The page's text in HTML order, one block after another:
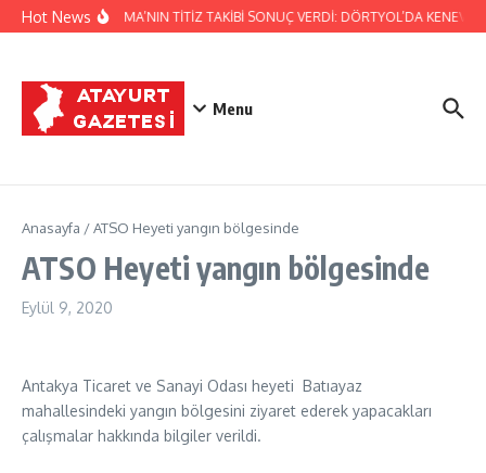
İçeriğe atla
Hot NewsJANDARMA’NIN TİTİZ TAKİBİ SONUÇ VERDİ: DÖRTYOL’DA KENEVİR
Menu
Anasayfa /ATSO Heyeti yangın bölgesinde
ATSO Heyeti yangın bölgesinde
Eylül 9, 2020
Antakya Ticaret ve Sanayi Odası heyeti Batıayaz
mahallesindeki yangın bölgesini ziyaret ederek yapacakları
çalışmalar hakkında bilgiler verildi.